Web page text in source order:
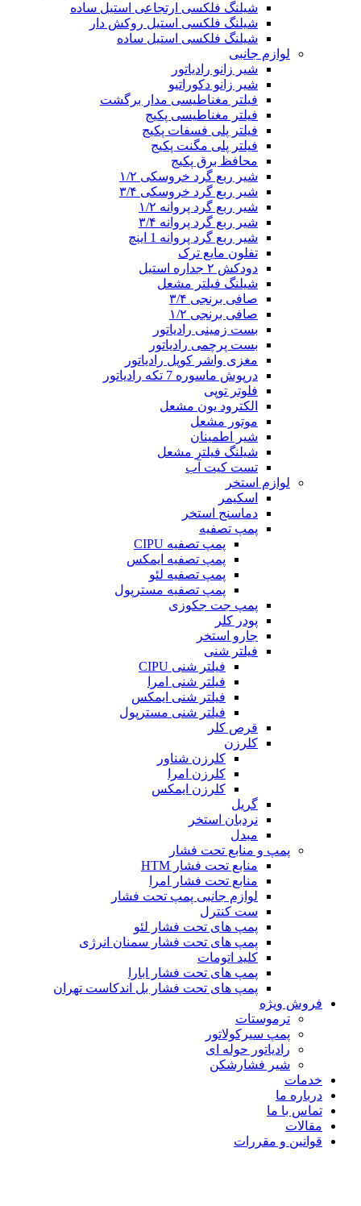
شیلنگ فلکسی ارتجاعی استیل ساده
شیلنگ فلکسی استیل روکش دار
شیلنگ فلکسی استیل ساده
لوازم جانبی
شیر زانو رادیاتور
شیر زانو دکوراتیو
فیلتر مغناطیسی مدار برگشت
فیلتر مغناطیسی پکیج
فیلتر پلی فسفات پکیج
فیلتر پلی مگنت پکیج
محافظ برق پکیج
شیر ربع گرد خروسکی ۱/۲
شیر ربع گرد خروسکی ۳/۴
شیر ربع گرد پروانه ۱/۲
شیر ربع گرد پروانه ۳/۴
شیر ربع گرد پروانه 1 اینچ
تفلون مایع ترک
دودکش ۲ جداره استیل
شیلنگ فیلتر مشعل
صافی برنجی ۳/۴
صافی برنجی ۱/۲
بست زمینی رادیاتور
بست پرچمی رادیاتور
مغزی واشر کوپل رادیاتور
درپوش ماسوره 7 تکه رادیاتور
فلوتر توپی
الکترود یون مشعل
موتور مشعل
شیر اطمینان
شیلنگ فیلتر مشعل
تست کیت آب
لوازم استخر
اسکیمر
دماسنج استخر
پمپ تصفیه
پمپ تصفیه CIPU
پمپ تصفیه ایمکس
پمپ تصفیه لئو
پمپ تصفیه مسترپول
پمپ جت جکوزی
پودر کلر
جارو استخر
فیلتر شنی
فیلتر شنی CIPU
فیلتر شنی امرا
فیلتر شنی ایمکس
فیلتر شنی مسترپول
قرص کلر
کلرزن
کلرزن شناور
کلرزن امرا
کلرزن ایمکس
گریل
نردبان استخر
مبدل
پمپ و منابع تحت فشار
منابع تحت فشار HTM‎
منابع تحت فشار امرا
لوازم جانبی پمپ تحت فشار
ست کنترل
پمپ های تحت فشار لئو
پمپ های تحت فشار سمنان انرژی
کلید اتومات
پمپ های تحت فشار ابارا
پمپ های تحت فشار بل اندکاست تهران
فروش ویژه
ترموستات
پمپ سیرکولاتور
رادیاتور حوله ای
شیر فشارشکن
خدمات
درباره ما
تماس با ما
مقالات
قوانین و مقررات